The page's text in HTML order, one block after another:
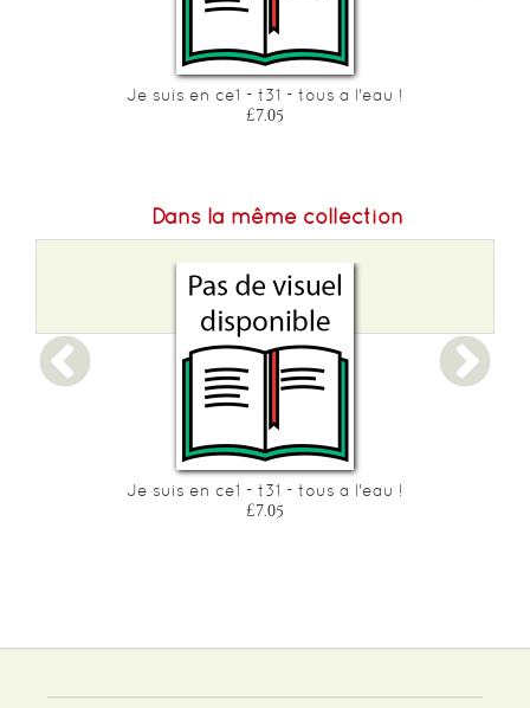
Je suis en ce1 - t31 - tous a l'eau !
£7.05
Dans la même collection
Je suis en ce1 - t31 - tous a l'eau !
£7.05